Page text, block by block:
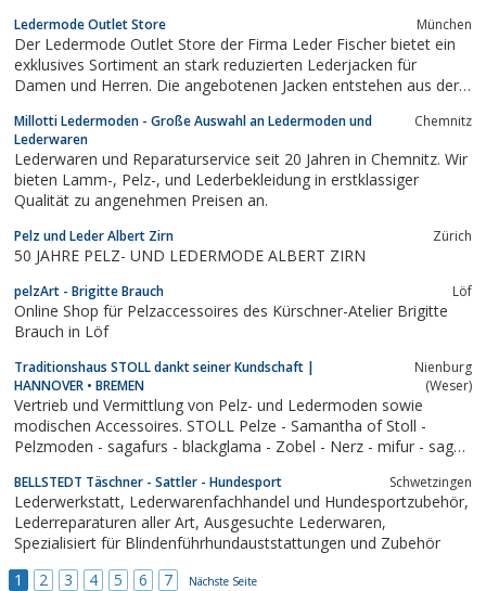
Ledermode Outlet Store München
Der Ledermode Outlet Store der Firma Leder Fischer bietet ein
exklusives Sortiment an stark reduzierten Lederjacken für
Damen und Herren. Die angebotenen Jacken entstehen aus der
Sortiment deckt Bikerjacken, Lederblousons, Ledermäntel und
Lammfelljacken in vielfältigen...
Millotti Ledermoden - Große Auswahl an Ledermoden und
Lederwaren
Chemnitz
Lederwaren und Reparaturservice seit 20 Jahren in Chemnitz. Wir
bieten Lamm-, Pelz-, und Lederbekleidung in erstklassiger
Qualität zu angenehmen Preisen an.
Pelz und Leder Albert Zirn Zürich
50 JAHRE PELZ- UND LEDERMODE ALBERT ZIRN
pelzArt - Brigitte Brauch Löf
Online Shop für Pelzaccessoires des Kürschner-Atelier Brigitte
Brauch in Löf
Traditionshaus STOLL dankt seiner Kundschaft |
HANNOVER • BREMEN
Nienburg
(Weser)
Vertrieb und Vermittlung von Pelz- und Ledermoden sowie
modischen Accessoires. STOLL Pelze - Samantha of Stoll -
Pelzmoden - sagafurs - blackglama - Zobel - Nerz - mifur - saga
- Haute Couture - fendi furs - fur and leather - fashion -
Pelzgeschäft - Christ - Roeckl -...
BELLSTEDT Täschner - Sattler - Hundesport Schwetzingen
Lederwerkstatt, Lederwarenfachhandel und Hundesportzubehör,
Lederreparaturen aller Art, Ausgesuchte Lederwaren,
Spezialisiert für Blindenführhundauststattungen und Zubehör
1
2 3 4 5 6 7 Nächste Seite